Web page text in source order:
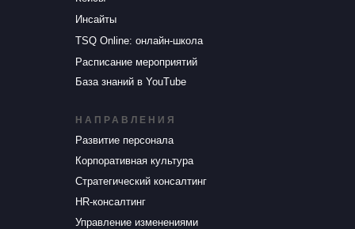
НАПРАВЛЕНИЯ
Стратегический консалтинг
HR-консалтинг
Управление изменениями
Корпоративная культура
Развитие персонала
Инсайты
Расписание мероприятий
База знаний в YouTube
TSQ Online: онлайн-школа